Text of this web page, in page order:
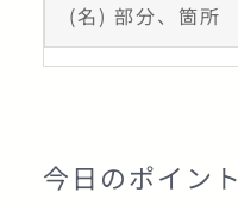
(名) 部分、箇所
いいね、すごい
今日のポイント